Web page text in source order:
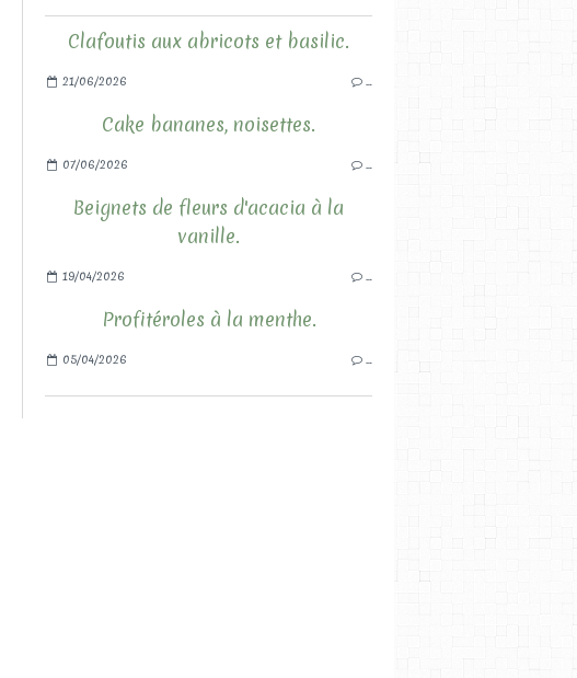
Clafoutis aux abricots et basilic.
21/06/2026 …
Cake bananes, noisettes.
07/06/2026 …
Beignets de fleurs d'acacia à la
vanille.
19/04/2026 …
Profitéroles à la menthe.
05/04/2026 …